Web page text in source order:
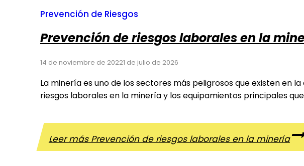
Prevención de Riesgos
Prevención de riesgos laborales en la
14 de noviembre de 20221 de julio de 2026
La minería es uno de los sectores más peligrosos que existen en
riesgos laborales en la minería y los equipamientos principales
Leer másPrevención de riesgos laborales en la minería